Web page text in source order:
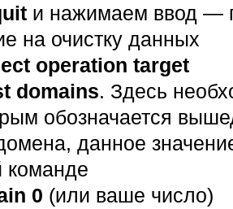
и нажимаем ввод —
на очистку данных
operation target
domains. Здесь
обозначается
данное
0 (или ваше число)